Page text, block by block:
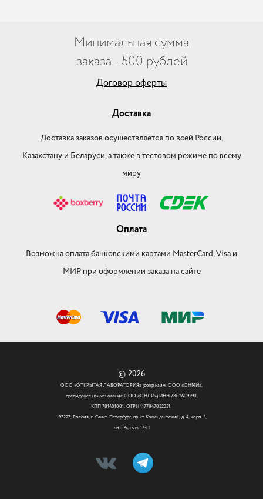
Минимальная сумма
заказа - 500 рублей
Договор оферты
Доставка
Доставка заказов осуществляется по всей России,
Казахстану и Беларуси, а также в тестовом режиме по всему
миру
Оплата
Возможна оплата банковскими картами MasterCard, Visa и
МИР при оформлении заказа на сайте
© 2026
ООО «ОТКРЫТАЯ ЛАБОРАТОРИЯ» (сокр.наим. ООО «ОНМИ»,
предыдущее наименование ООО «ОНЛИ») ИНН 7802609590,
КПП 781401001, ОГРН 1177847032351.
197227, Россия, г. Санкт-Петербург, пр-кт Комендантский, д. 4, корп. 2,
лит. А, пом. 17-Н